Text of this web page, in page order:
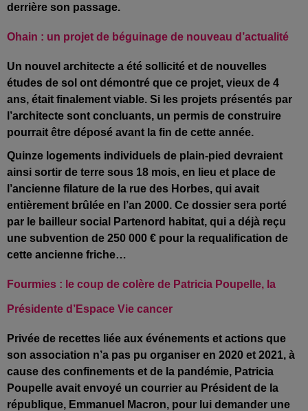
derrière son passage.
Ohain : un projet de béguinage de nouveau d’actualité
Un nouvel architecte a été sollicité et de nouvelles
études de sol ont démontré que ce projet, vieux de 4
ans, était finalement viable. Si les projets présentés par
l’architecte sont concluants, un permis de construire
pourrait être déposé avant la fin de cette année.
Quinze logements individuels de plain-pied devraient
ainsi sortir de terre sous 18 mois, en lieu et place de
l’ancienne filature de la rue des Horbes, qui avait
entièrement brûlée en l’an 2000. Ce dossier sera porté
par le bailleur social Partenord habitat, qui a déjà reçu
une subvention de 250 000 € pour la requalification de
cette ancienne friche…
Fourmies : le coup de colère de Patricia Poupelle, la
Présidente d’Espace Vie cancer
Privée de recettes liée aux événements et actions que
son association n’a pas pu organiser en 2020 et 2021, à
cause des confinements et de la pandémie, Patricia
Poupelle avait envoyé un courrier au Président de la
république, Emmanuel Macron, pour lui demander une